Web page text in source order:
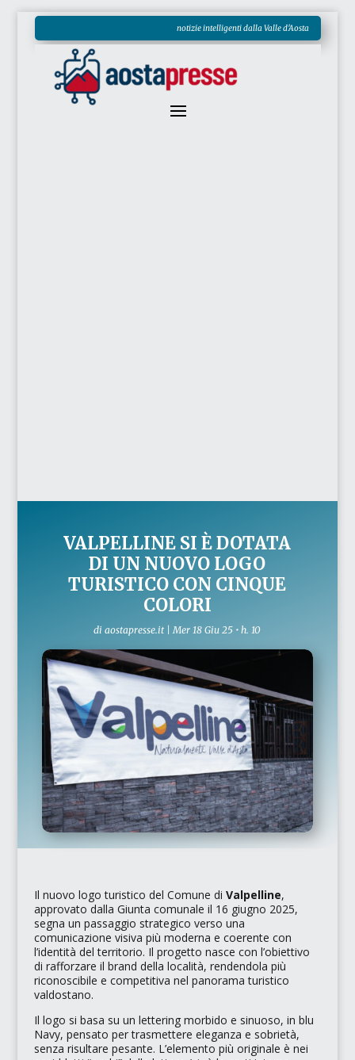
notizie intelligenti dalla Valle d'Aosta
VALPELLINE SI È DOTATA
DI UN NUOVO LOGO
TURISTICO CON CINQUE
COLORI
diaostapresse.it |Mer 18 Giu 25 • h. 10
Il nuovo logo turistico del Comune di Valpelline,
approvato dalla Giunta comunale il 16 giugno 2025,
segna un passaggio strategico verso una
comunicazione visiva più moderna e coerente con
l’identità del territorio. Il progetto nasce con l’obiettivo
di rafforzare il brand della località, rendendola più
riconoscibile e competitiva nel panorama turistico
valdostano.
Il logo si basa su un lettering morbido e sinuoso, in blu
Navy, pensato per trasmettere eleganza e sobrietà,
senza risultare pesante. L’elemento più originale è nei